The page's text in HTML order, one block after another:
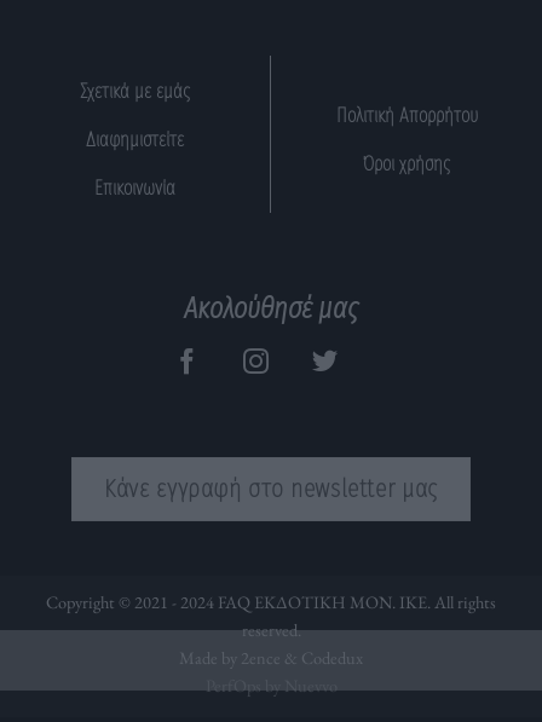
Σχετικά με εμάς
Διαφημιστείτε
Επικοινωνία
Πολιτική Απορρήτου
Όροι χρήσης
Ακολούθησέ μας
Κάνε εγγραφή στο newsletter μας
Copyright © 2021 - 2024 FAQ ΕΚΔΟΤΙΚΗ ΜΟΝ. ΙΚΕ. All rights
reserved.
Made by 2ence & Codedux
PerfOps by Nuevvo